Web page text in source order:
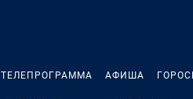
ТЕЛЕПРОГРАММА АФИША